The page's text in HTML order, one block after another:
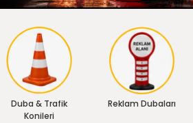
Duba & Trafik
Konileri
Reklam Dubaları